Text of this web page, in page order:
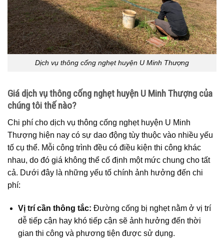
Dịch vụ thông cống nghẹt huyện U Minh Thượng
Giá dịch vụ thông cống nghẹt huyện U Minh Thượng của
chúng tôi thế nào?
Chi phí cho dịch vụ thông cống nghẹt huyện U Minh
Thượng hiện nay có sự dao động tùy thuộc vào nhiều yếu
tố cụ thể. Mỗi công trình đều có điều kiện thi công khác
nhau, do đó giá không thể cố định một mức chung cho tất
cả. Dưới đây là những yếu tố chính ảnh hưởng đến chi
phí:
Vị trí cần thông tắc: Đường cống bị nghẹt nằm ở vị trí
dễ tiếp cận hay khó tiếp cận sẽ ảnh hưởng đến thời
gian thi công và phương tiện được sử dụng.